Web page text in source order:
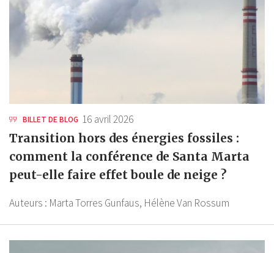
BILLET DE BLOG 16 avril 2026
Transition hors des énergies fossiles :
comment la conférence de Santa Marta
peut-elle faire effet boule de neige ?
Auteurs : Marta Torres Gunfaus, Hélène Van Rossum